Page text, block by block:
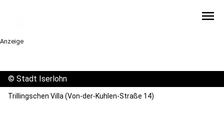
menu
Anzeige
© Stadt Iserlohn
Trillingschen Villa (Von-der-Kuhlen-Straße 14)